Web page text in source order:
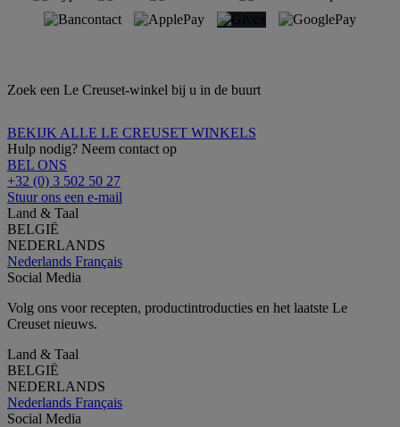
Zoek een Le Creuset-winkel bij u in de buurt
BEKIJK ALLE LE CREUSET WINKELS
Hulp nodig? Neem contact op
BEL ONS
+32 (0) 3 502 50 27
Stuur ons een e-mail
Land & Taal
BELGIË
NEDERLANDS
Nederlands Français
Social Media
Volg ons voor recepten, productintroducties en het laatste Le
Creuset nieuws.
Land & Taal
BELGIË
NEDERLANDS
Nederlands Français
Social Media